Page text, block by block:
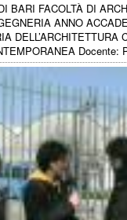
BARI FACOLTÀ DI
ANNO
DELL’ARCHITETTURA
Docente: